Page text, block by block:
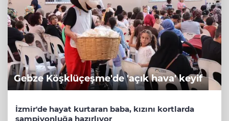
Gebze Köşklüçeşme'de 'açık hava' keyif
İzmir'de hayat kurtaran baba, kızını kortlarda
şampiyonluğa hazırlıyor